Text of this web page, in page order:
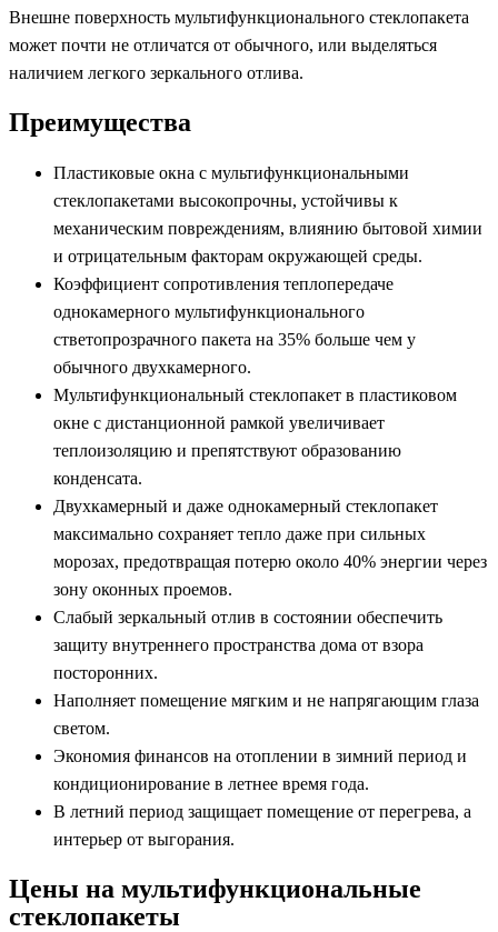
Внешне поверхность мультифункционального стеклопакета
может почти не отличатся от обычного, или выделяться
наличием легкого зеркального отлива.
Преимущества
Пластиковые окна с мультифункциональными
стеклопакетами высокопрочны, устойчивы к
механическим повреждениям, влиянию бытовой химии
и отрицательным факторам окружающей среды.
Коэффициент сопротивления теплопередаче
однокамерного мультифункционального
стветопрозрачного пакета на 35% больше чем у
обычного двухкамерного.
Мультифункциональный стеклопакет в пластиковом
окне с дистанционной рамкой увеличивает
теплоизоляцию и препятствуют образованию
конденсата.
Двухкамерный и даже однокамерный стеклопакет
максимально сохраняет тепло даже при сильных
морозах, предотвращая потерю около 40% энергии через
зону оконных проемов.
Слабый зеркальный отлив в состоянии обеспечить
защиту внутреннего пространства дома от взора
посторонних.
Наполняет помещение мягким и не напрягающим глаза
светом.
Экономия финансов на отоплении в зимний период и
кондиционирование в летнее время года.
В летний период защищает помещение от перегрева, а
интерьер от выгорания.
Цены на мультифункциональные
стеклопакеты